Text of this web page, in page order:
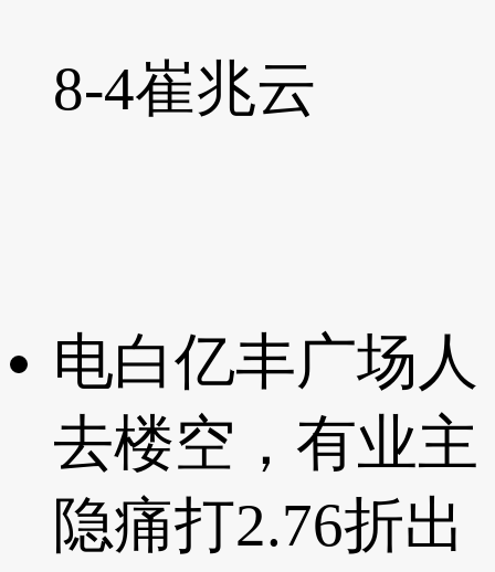
8-4崔兆云
电白亿丰广场人
去楼空，有业主
隐痛打2.76折出